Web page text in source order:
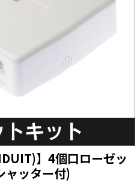
関連資
盤／ブレ
具）
・引き込
】4個口ローゼッ
ャッター付)